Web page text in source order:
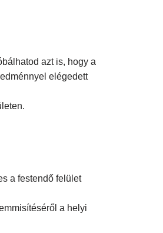
azt is, hogy a
elégedett
a festendő felület
a helyi